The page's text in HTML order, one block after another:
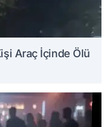
Araç İçinde Ölü